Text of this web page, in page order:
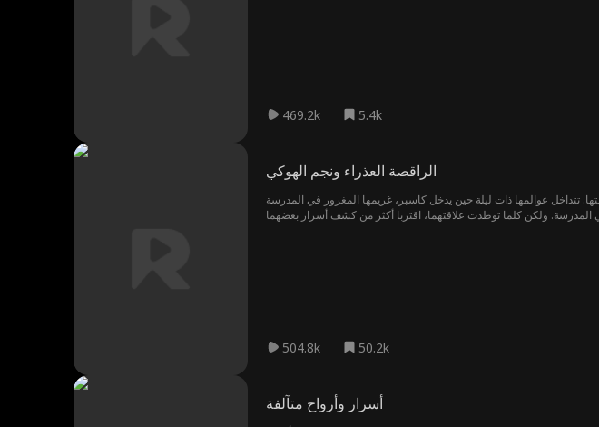
469.2k 5.4k
الراقصة العذراء ونجم الهوكي
تتداخل عوالمها ذات ليلة حين يدخل كاسبر، غريمها المغرور في المدرسة
504.8k 50.2k
أسرار وأرواح متآلفة